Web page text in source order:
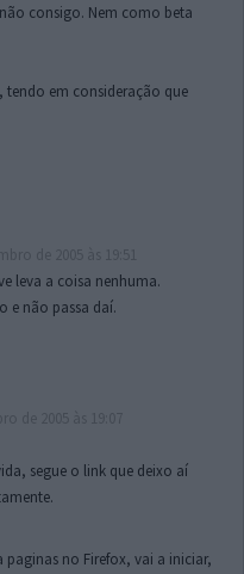
consigo. Nem como beta
em consideração que
leva a coisa nenhuma.
e não passa daí.
segue o link que deixo aí
paginas no Firefox, vai a iniciar,